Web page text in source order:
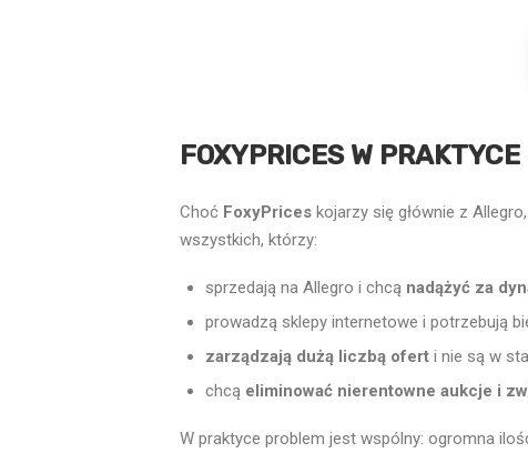
FOXYPRICES W
Choć FoxyPrices kojarzy się głównie z
wszystkich, którzy:
sprzedają na Allegro i chcą nadążyć za
prowadzą sklepy internetowe i potrzebują
zarządzają dużą liczbą oferti nie są w
chcą eliminować nierentowne aukcje i
W praktyce problem jest wspólny: ogromna